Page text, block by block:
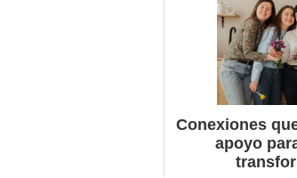
Conexiones
apoyo